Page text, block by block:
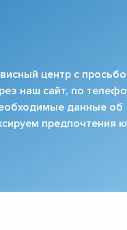
центр с
наш сайт, по
данные об
предпочтения